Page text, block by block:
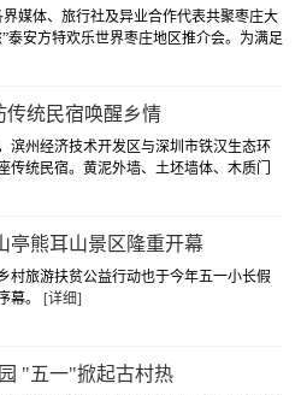
媒体、旅行社及异业合作代表共聚枣庄大
泰安方特欢乐世界枣庄地区推介会。为满足
地接市场、山东方特三园套票、乐园年卡
传统民宿唤醒乡情
滨州经济技术开发区与深圳市铁汉生态环
统民宿。黄泥外墙、土坯墙体、木质门
大限度还原传统土坯民房。然而推门进
亭熊耳山景区隆重开幕
村旅游扶贫公益行动也于今年五一小长假
幕。 [详细]
"五一"掀起古村热